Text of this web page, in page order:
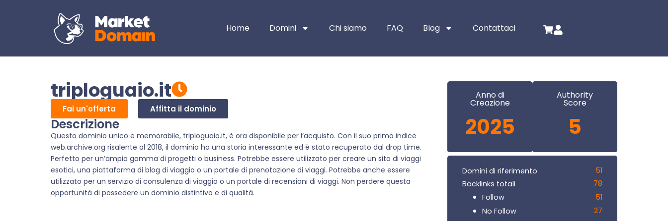
Home Domini Chi siamo FAQ Blog Contattaci
triploguaio.it
Fai un'offerta Affitta il dominio
Descrizione
Questo dominio unico e memorabile, triploguaio.it, è ora disponibile per l’acquisto. Con il suo primo indice
web.archive.org risalente al 2018, il dominio ha una storia interessante ed è stato recuperato dal drop time.
Perfetto per un’ampia gamma di progetti o business. Potrebbe essere utilizzato per creare un sito di viaggi
esotici, una piattaforma di blog di viaggio o un portale di prenotazione di viaggi. Potrebbe anche essere
utilizzato per un servizio di consulenza di viaggio o un portale di recensioni di viaggi. Non perdere questa
opportunità di possedere un dominio distintivo e di qualità.
Anno di
Creazione
2025
Authority
Score
5
Domini di riferimento
51
Backlinks totali
78
Follow
51
No Follow
27